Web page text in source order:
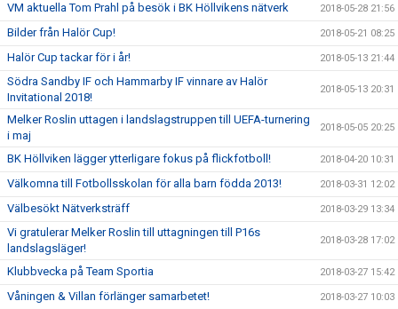
VM aktuella Tom Prahl på besök i BK Höllvikens nätverk 2018-05-28 21:56
Bilder från Halör Cup! 2018-05-21 08:25
Halör Cup tackar för i år! 2018-05-13 21:44
Södra Sandby IF och Hammarby IF vinnare av Halör
Invitational 2018!
2018-05-13 20:31
Melker Roslin uttagen i landslagstruppen till UEFA-turnering
i maj
2018-05-05 20:25
BK Höllviken lägger ytterligare fokus på flickfotboll! 2018-04-20 10:31
Välkomna till Fotbollsskolan för alla barn födda 2013! 2018-03-31 12:02
Välbesökt Nätverksträff 2018-03-29 13:34
Vi gratulerar Melker Roslin till uttagningen till P16s
landslagsläger!
2018-03-28 17:02
Klubbvecka på Team Sportia 2018-03-27 15:42
Våningen & Villan förlänger samarbetet! 2018-03-27 10:03